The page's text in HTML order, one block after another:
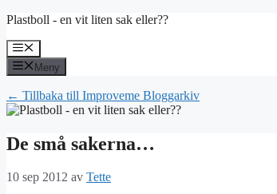
Hoppa
innehåll
Plastboll - en vit liten sak eller??
Meny
Meny
← Tillbaka till Improveme Bloggarkiv
De små sakerna…
10 sep 2012 av Tette